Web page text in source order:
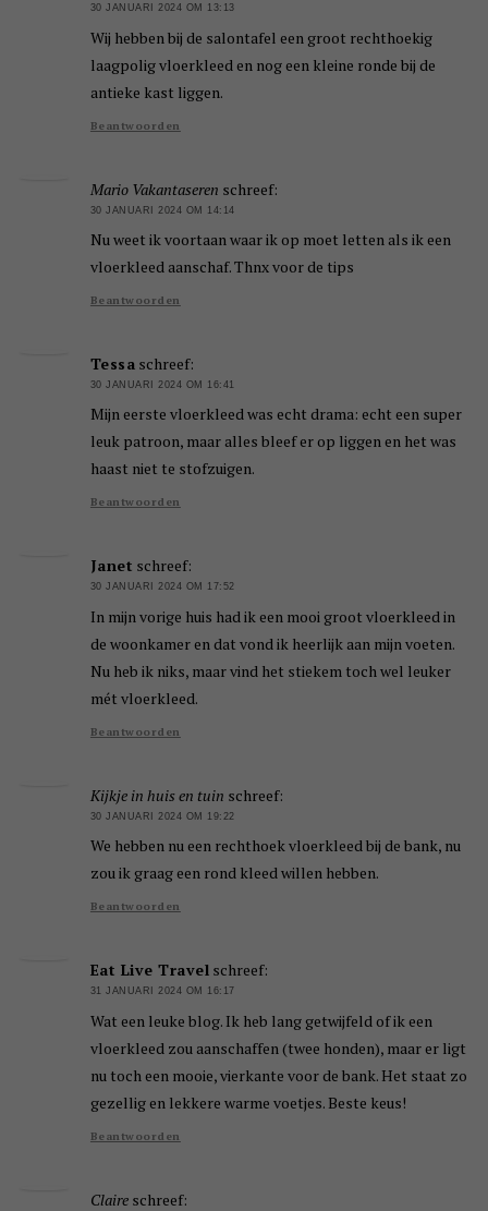
30 JANUARI 2024 OM 13:13
Wij hebben bij de salontafel een groot rechthoekig
laagpolig vloerkleed en nog een kleine ronde bij de
antieke kast liggen.
Beantwoorden
Mario Vakantaseren schreef:
30 JANUARI 2024 OM 14:14
Nu weet ik voortaan waar ik op moet letten als ik een
vloerkleed aanschaf. Thnx voor de tips
Beantwoorden
Tessa schreef:
30 JANUARI 2024 OM 16:41
Mijn eerste vloerkleed was echt drama: echt een super
leuk patroon, maar alles bleef er op liggen en het was
haast niet te stofzuigen.
Beantwoorden
Janet schreef:
30 JANUARI 2024 OM 17:52
In mijn vorige huis had ik een mooi groot vloerkleed in
de woonkamer en dat vond ik heerlijk aan mijn voeten.
Nu heb ik niks, maar vind het stiekem toch wel leuker
mét vloerkleed.
Beantwoorden
Kijkje in huis en tuin schreef:
30 JANUARI 2024 OM 19:22
We hebben nu een rechthoek vloerkleed bij de bank, nu
zou ik graag een rond kleed willen hebben.
Beantwoorden
Eat Live Travel schreef:
31 JANUARI 2024 OM 16:17
Wat een leuke blog. Ik heb lang getwijfeld of ik een
vloerkleed zou aanschaffen (twee honden), maar er ligt
nu toch een mooie, vierkante voor de bank. Het staat zo
gezellig en lekkere warme voetjes. Beste keus!
Beantwoorden
Claire schreef: